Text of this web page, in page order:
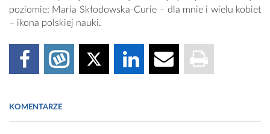
poziomie: Maria Skłodowska-Curie – dla mnie i wielu kobiet
– ikona polskiej nauki.
KOMENTARZE